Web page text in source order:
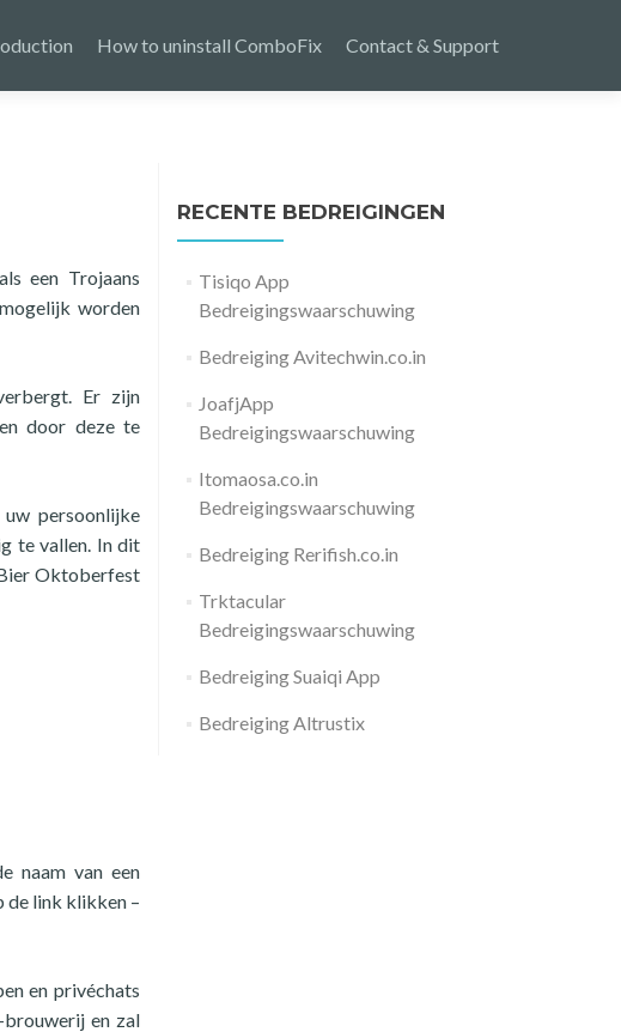
How to uninstall ComboFix Contact & Support
een Trojaans
worden
Er zijn
door deze te
persoonlijke
te vallen. In dit
Oktoberfest
naam van een
de link klikken –
en privéchats
en zal
RECENTE BEDREIGINGEN
Tisiqo App
Bedreigingswaarschuwing
Bedreiging Avitechwin.co.in
JoafjApp
Bedreigingswaarschuwing
Itomaosa.co.in
Bedreigingswaarschuwing
Bedreiging Rerifish.co.in
Trktacular
Bedreigingswaarschuwing
Bedreiging Suaiqi App
Bedreiging Altrustix